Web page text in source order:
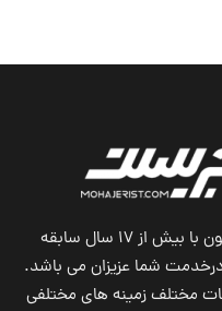
تا کنون با بیش از ۱۷ سال سابقه
شما عزیزان می باشد.
مختلف زمینه های مختلفی